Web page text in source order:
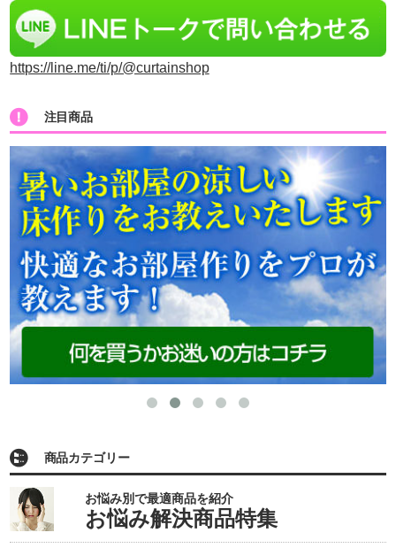
https://line.me/ti/p/@curtainshop
注目商品
商品カテゴリー
お悩み別で最適商品を紹介
お悩み解決商品特集